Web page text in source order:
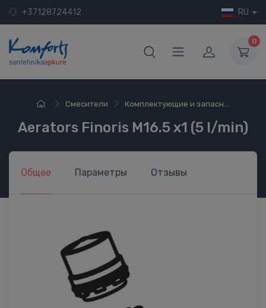
+37128724412 RU
0
Смесители Комплектующие и запасн...
Aerators Finoris M16.5 x1 (5 l/min)
Общее Параметры Отзывы